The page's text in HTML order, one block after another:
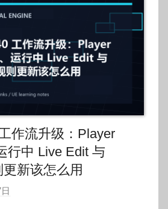
作流升级：Player
行中 Live Edit 与
新该怎么用